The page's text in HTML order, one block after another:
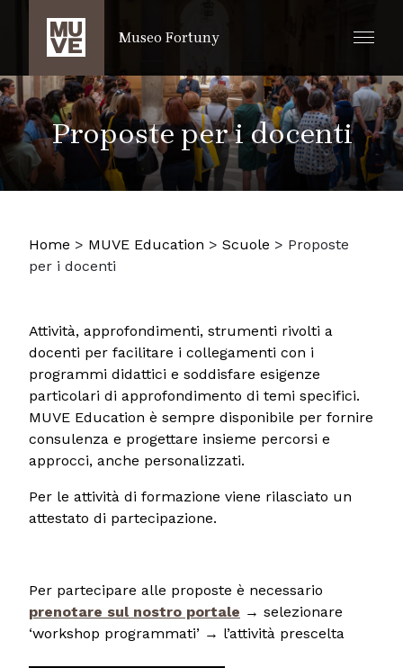
SALTA AL CONTENUTO PRINCIPALE
Museo Fortuny
Proposte per i docenti
Home > MUVE Education > Scuole > Proposte
per i docenti
Attività, approfondimenti, strumenti rivolti a
docenti per facilitare i collegamenti con i
programmi didattici e soddisfare esigenze
particolari di approfondimento di temi specifici.
MUVE Education è sempre disponibile per fornire
consulenza e progettare insieme percorsi e
approcci, anche personalizzati.
Per le attività di formazione viene rilasciato un
attestato di partecipazione.
Per partecipare alle proposte è necessario
prenotare sul nostro portale → selezionare
‘workshop programmati’ → l’attività prescelta